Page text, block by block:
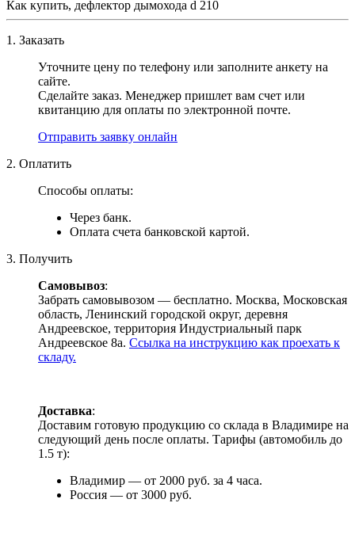
Как купить, дефлектор дымохода d 210
1. Заказать
Уточните цену по телефону или заполните анкету на
сайте.
Сделайте заказ. Менеджер пришлет вам счет или
квитанцию для оплаты по электронной почте.
Отправить заявку онлайн
2. Оплатить
Способы оплаты:
Через банк.
Оплата счета банковской картой.
3. Получить
Самовывоз:
Забрать самовывозом — бесплатно. Москва, Московская
область, Ленинский городской округ, деревня
Андреевское, территория Индустриальный парк
Андреевское 8а. Ссылка на инструкцию как проехать к
складу.
Доставка:
Доставим готовую продукцию со склада в Владимире на
следующий день после оплаты. Тарифы (автомобиль до
1.5 т):
Владимир — от 2000 руб. за 4 часа.
Россия — от 3000 руб.